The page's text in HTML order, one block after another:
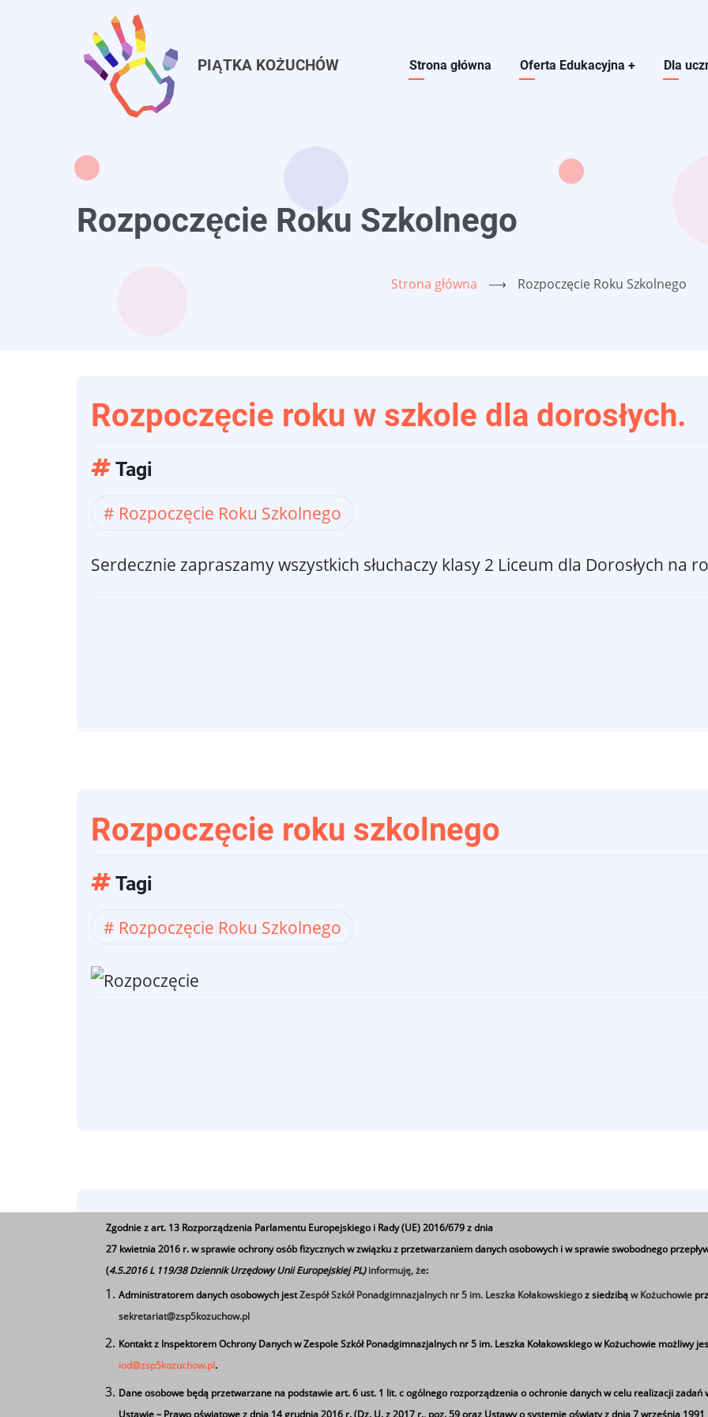
PIĄTKA KOŻUCHÓW Main navigation
Strona główna Oferta Edukacyjna + Dla
Rozpoczęcie Roku Szkolnego
Strona główna ⟶ Rozpoczęcie Roku Szkolnego
Rozpoczęcie roku w szkole dla dorosłych.
Tagi
Rozpoczęcie Roku Szkolnego
Serdecznie zapraszamy wszystkich słuchaczy klasy 2 Liceum dla Dorosłych na
Rozpoczęcie roku szkolnego
Tagi
Rozpoczęcie Roku Szkolnego
Rozpoczęcie Roku Szkolnego 2021/2022
Rozpoczęcie Roku Szkolnego
Zgodnie z art. 13 Rozporządzenia Parlamentu Europejskiego i Rady (UE) 2016/679 z dnia
27 kwietnia 2016 r. w sprawie ochrony osób fizycznych w związku z przetwarzaniem danych osobowych i w sprawie swobodnego
(4.5.2016 L 119/38 Dziennik Urzędowy Unii Europejskiej PL)informuję, że:
Administratorem danych osobowych jestZespół Szkół Ponadgimnazjalnych nr 5 im. Leszka Kołakowskiegoz siedzibąw Kożuchowie
sekretariat@zsp5kozuchow.pl
Kontakt z Inspektorem Ochrony Danych w Zespole Szkół Ponadgimnazjalnych nr 5 im. Leszka Kołakowskiego w Kożuchowie możliwy
iod@zsp5kozuchow.pl.
Dane osobowe będą przetwarzane na podstawie art. 6 ust. 1 lit. c ogólnego rozporządzenia o ochronie danych w celu realizacji
Ustawie – Prawo oświatowe z dnia 14 grudnia 2016 r. (Dz. U. z 2017 r., poz. 59 oraz Ustawy o systemie oświaty z dnia 7 września